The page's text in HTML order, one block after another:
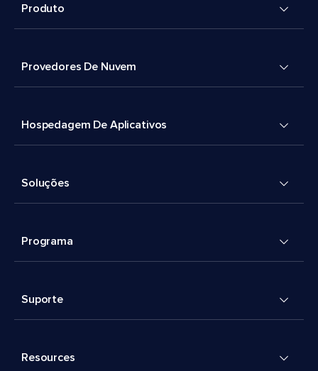
Produto
Provedores De Nuvem
Hospedagem De Aplicativos
Soluções
Programa
Suporte
Resources